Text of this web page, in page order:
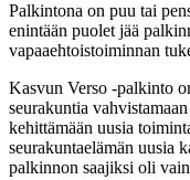
Palkintona on puu tai
enintään puolet jää
vapaaehtoistoiminnan
Kasvun Verso -palkinto
seurakuntia
kehittämään uusia
seurakuntaelämän uusia
palkinnon saajiksi oli